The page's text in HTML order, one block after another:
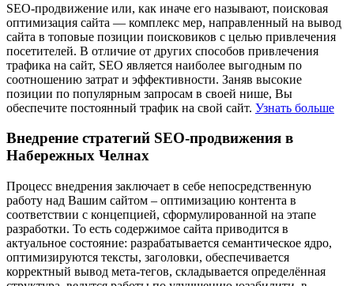
SEO-продвижение или, как иначе его называют, поисковая
оптимизация сайта — комплекс мер, направленный на вывод
сайта в топовые позиции поисковиков с целью привлечения
посетителей. В отличие от других способов привлечения
трафика на сайт, SEO является наиболее выгодным по
соотношению затрат и эффективности. Заняв высокие
позиции по популярным запросам в своей нише, Вы
обеспечите постоянный трафик на свой сайт. Узнать больше
Внедрение стратегий SEO-продвижения в
Набережных Челнах
Процесс внедрения заключает в себе непосредственную
работу над Вашим сайтом – оптимизацию контента в
соответствии с концепцией, сформулированной на этапе
разработки. То есть содержимое сайта приводится в
актуальное состояние: разрабатывается семантическое ядро,
оптимизируются тексты, заголовки, обеспечивается
корректный вывод мета-тегов, складывается определённая